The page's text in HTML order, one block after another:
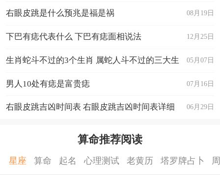
08月19日
右眼皮跳是什么预兆是福是祸
12月25日
下巴有痣代表什么 下巴有痣面相说法
05月07日
生肖蛇斗不过的3个生肖 属蛇人斗不过的三大生
肖 07月16日
男人10处有痣是富贵痣
06月29日
右眼皮跳吉凶时间表 右眼皮跳吉凶时间表详细
算命推荐阅读
星座 算命 起名 心理测试 老黄历 塔罗牌占卜